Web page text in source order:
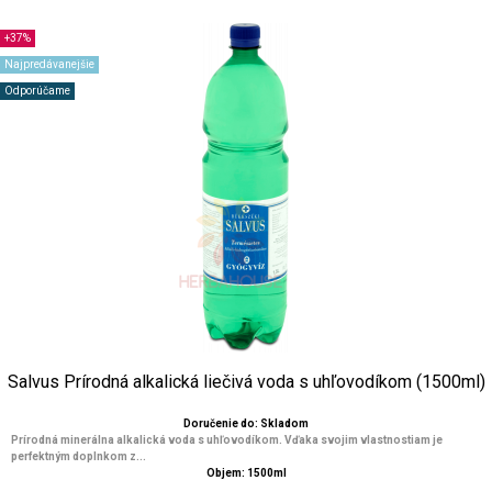
+37%
Najpredávanejšie
Odporúčame
Salvus Prírodná alkalická liečivá voda s uhľovodíkom (1500ml)
Doručenie do: Skladom
Prírodná minerálna alkalická voda s uhľovodíkom. Vďaka svojim vlastnostiam je
perfektným doplnkom z...
Objem: 1500ml